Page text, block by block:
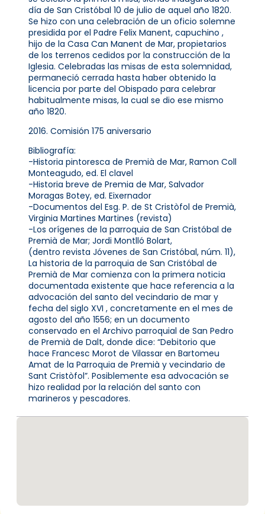
día de San Cristóbal 10 de julio de aquel año 1820.
Se hizo con una celebración de un oficio solemne
presidida por el Padre Felix Manent, capuchino ,
hijo de la Casa Can Manent de Mar, propietarios
de los terrenos cedidos por la construcción de la
Iglesia. Celebradas las misas de esta solemnidad,
permaneció cerrada hasta haber obtenido la
licencia por parte del Obispado para celebrar
habitualmente misas, la cual se dio ese mismo
año 1820.
2016. Comisión 175 aniversario
Bibliografía:
-Historia pintoresca de Premià de Mar, Ramon Coll
Monteagudo, ed. El clavel
-Historia breve de Premia de Mar, Salvador
Moragas Botey, ed. Eixernador
-Documentos del Esg. P. de St Cristòfol de Premià,
Virginia Martines Martines (revista)
-Los orígenes de la parroquia de San Cristóbal de
Premià de Mar; Jordi Montlló Bolart,
(dentro revista Jóvenes de San Cristóbal, núm. 11),
La historia de la parroquia de San Cristóbal de
Premià de Mar comienza con la primera noticia
documentada existente que hace referencia a la
advocación del santo del vecindario de mar y
fecha del siglo XVI , concretamente en el mes de
agosto del año 1556; en un documento
conservado en el Archivo parroquial de San Pedro
de Premià de Dalt, donde dice: “Debitorio que
hace Francesc Morot de Vilassar en Bartomeu
Amat de la Parroquia de Premià y vecindario de
Sant Cristòfol”. Posiblemente esa advocación se
hizo realidad por la relación del santo con
marineros y pescadores.